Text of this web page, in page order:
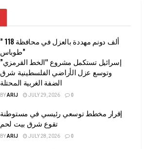
” 118 ألف دونم مهددة بالعزل في محافظة
طوباس”
إسرائيل تستكمل مشروع “الخط القرمزي”
وتوسع عزل الأراضي الفلسطينية شرق
الضفة الغربية المحتلة
BYARIJ JULY 29, 2026 0
إقرار مخطط توسعي رئيسي في مستوطنة
تقوع شرق بيت لحم
BYARIJ JULY 28, 2026 0